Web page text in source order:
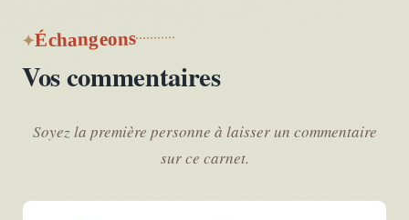
Échangeons
Vos commentaires
Soyez la première personne à laisser un commentaire
sur ce carnet.